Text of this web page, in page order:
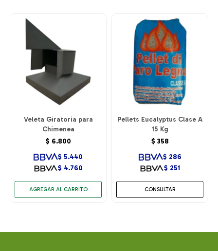
Veleta Giratoria para
Chimenea
$ 6.800
$ 4.760
$ 5.440
Pellets Eucalyptus Clase A
15 Kg
$ 358
$ 251
$ 286
CONSULTAR